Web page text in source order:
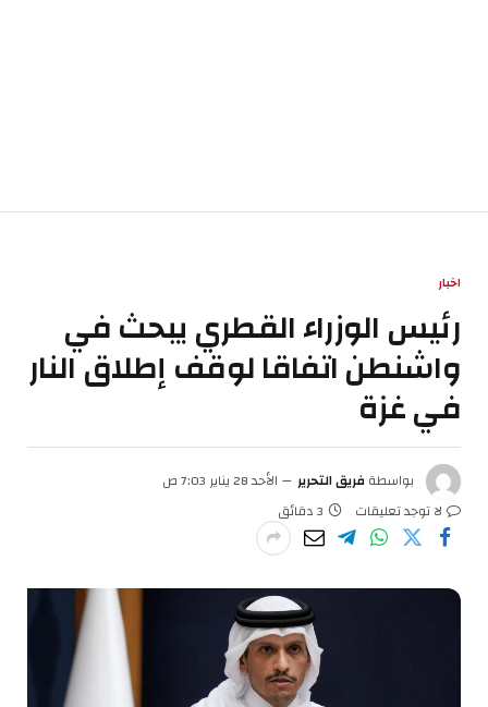
اخبار
رئيس الوزراء القطري يبحث في
واشنطن اتفاقا لوقف إطلاق النار
في غزة
بواسطةفريق التحرير
الأحد 28 يناير 7:03 ص
لا توجد تعليقات
3 دقائق